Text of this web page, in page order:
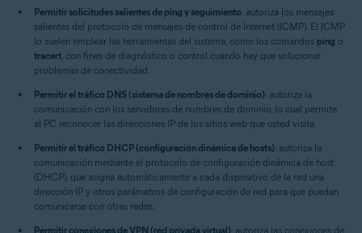
Permitir solicitudes salientes de ping y seguimiento: autoriza los mensajes
salientes del protocolo de mensajes de control de Internet (ICMP). El ICMP
lo suelen emplear las herramientas del sistema, como los comandos ping o
tracert, con fines de diagnóstico o control cuando hay que solucionar
problemas de conectividad.
Permitir el tráfico DNS (sistema de nombres de dominio): autoriza la
comunicación con los servidores de nombres de dominio, lo cual permite
al PC reconocer las direcciones IP de los sitios web que usted visita.
Permitir el tráfico DHCP (configuración dinámica de hosts): autoriza la
comunicación mediante el protocolo de configuración dinámica de host
(DHCP), que asigna automáticamente a cada dispositivo de la red una
dirección IP y otros parámetros de configuración de red para que puedan
comunicarse con otras redes.
Permitir conexiones de VPN (red privada virtual): autoriza las conexiones de